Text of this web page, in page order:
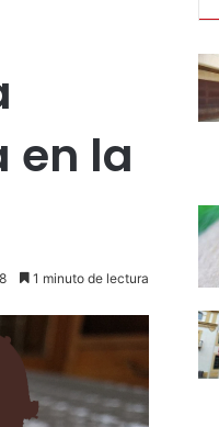
en la
1 minuto de lectura